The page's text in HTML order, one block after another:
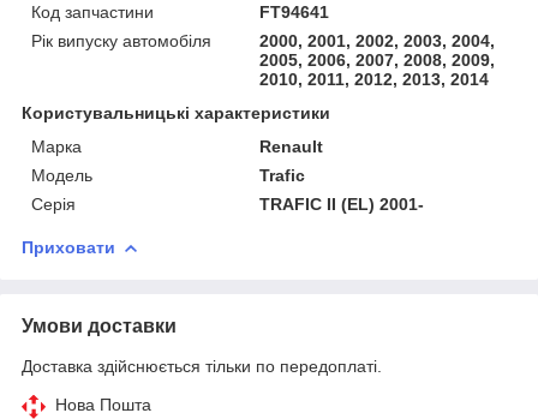
Код запчастини
FT94641
Рік випуску автомобіля
2000, 2001, 2002, 2003, 2004,
2005, 2006, 2007, 2008, 2009,
2010, 2011, 2012, 2013, 2014
Користувальницькі характеристики
Марка
Renault
Модель
Trafic
Серія
TRAFIC II (EL) 2001-
Приховати
Умови доставки
Доставка здійснюється тільки по передоплаті.
Нова Пошта